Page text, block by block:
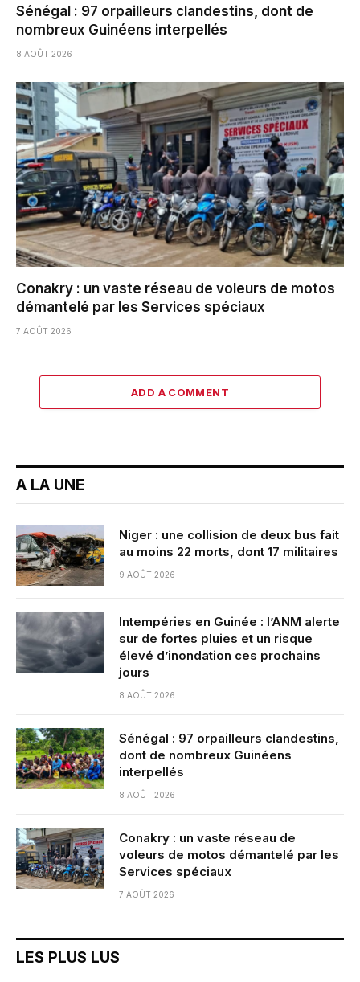
Sénégal : 97 orpailleurs clandestins, dont de
nombreux Guinéens interpellés
8 AOÛT 2026
Conakry : un vaste réseau de voleurs de motos
démantelé par les Services spéciaux
7 AOÛT 2026
ADD A COMMENT
A LA UNE
Niger : une collision de deux bus fait
au moins 22 morts, dont 17 militaires
9 AOÛT 2026
Intempéries en Guinée : l’ANM alerte
sur de fortes pluies et un risque
élevé d’inondation ces prochains
jours
8 AOÛT 2026
Sénégal : 97 orpailleurs clandestins,
dont de nombreux Guinéens
interpellés
8 AOÛT 2026
Conakry : un vaste réseau de
voleurs de motos démantelé par les
Services spéciaux
7 AOÛT 2026
LES PLUS LUS